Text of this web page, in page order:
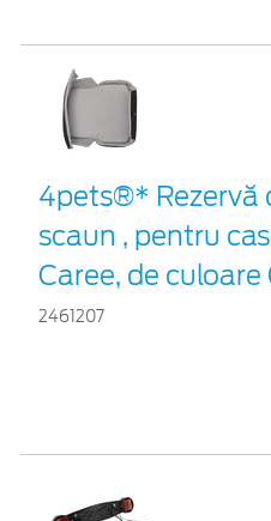
4pets®* Rezervă
scaun , pentru
Caree, de culoare
2461207